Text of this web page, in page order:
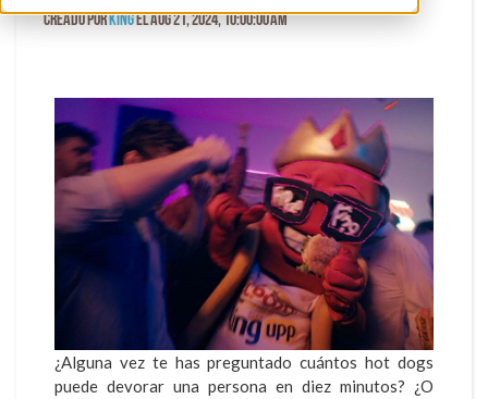
Creado porKingel Aug 21, 2024, 10:00:00 AM
¿Alguna vez te has preguntado cuántos hot dogs
puede devorar una persona en diez minutos? ¿O